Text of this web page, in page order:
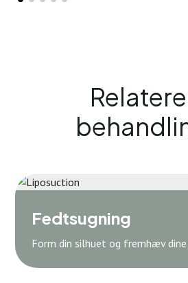
Fedtsugning
Form din silhuet og fremhæv